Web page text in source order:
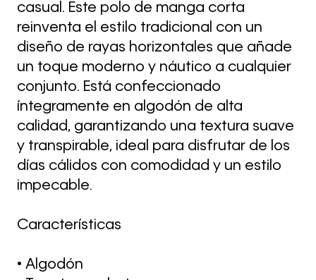
casual. Este polo de manga corta
reinventa el estilo tradicional con un
diseño de rayas horizontales que añade
un toque moderno y náutico a cualquier
conjunto. Está confeccionado
íntegramente en algodón de alta
calidad, garantizando una textura suave
y transpirable, ideal para disfrutar de los
días cálidos con comodidad y un estilo
impecable.
Características
• Algodón